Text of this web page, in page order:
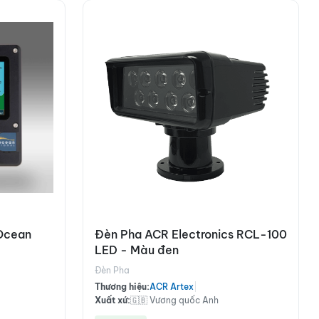
Đèn Pha ACR Electronics RCL-100
LED - Màu đen
Đèn Pha
Thương hiệu:ACR Artex
Xuất xứ:🇬🇧 Vương quốc Anh